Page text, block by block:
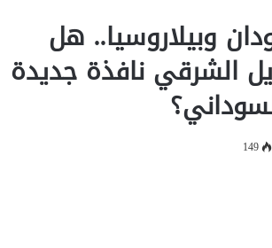
وبيلاروسيا.. هل
الشرقي نافذة جديدة
149